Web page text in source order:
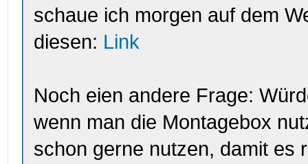
schaue ich morgen auf dem
diesen: Link
Noch eien andere Frage:
wenn man die Montagebox
schon gerne nutzen, damit es